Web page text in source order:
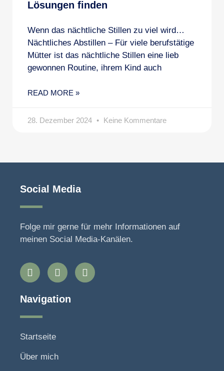
Lösungen finden
Wenn das nächtliche Stillen zu viel wird…
Nächtliches Abstillen – Für viele berufstätige
Mütter ist das nächtliche Stillen eine lieb
gewonnen Routine, ihrem Kind auch
READ MORE »
28. Dezember 2024 Keine Kommentare
Social Media
Folge mir gerne für mehr Informationen auf
meinen Social Media-Kanälen.
Navigation
Startseite
Über mich